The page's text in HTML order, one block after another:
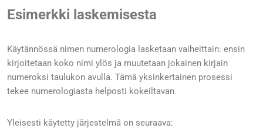
Esimerkki laskemisesta
Käytännössä nimen numerologia lasketaan vaiheittain: ensin
kirjoitetaan koko nimi ylös ja muutetaan jokainen kirjain
numeroksi taulukon avulla. Tämä yksinkertainen prosessi
tekee numerologiasta helposti kokeiltavan.
Yleisesti käytetty järjestelmä on seuraava: